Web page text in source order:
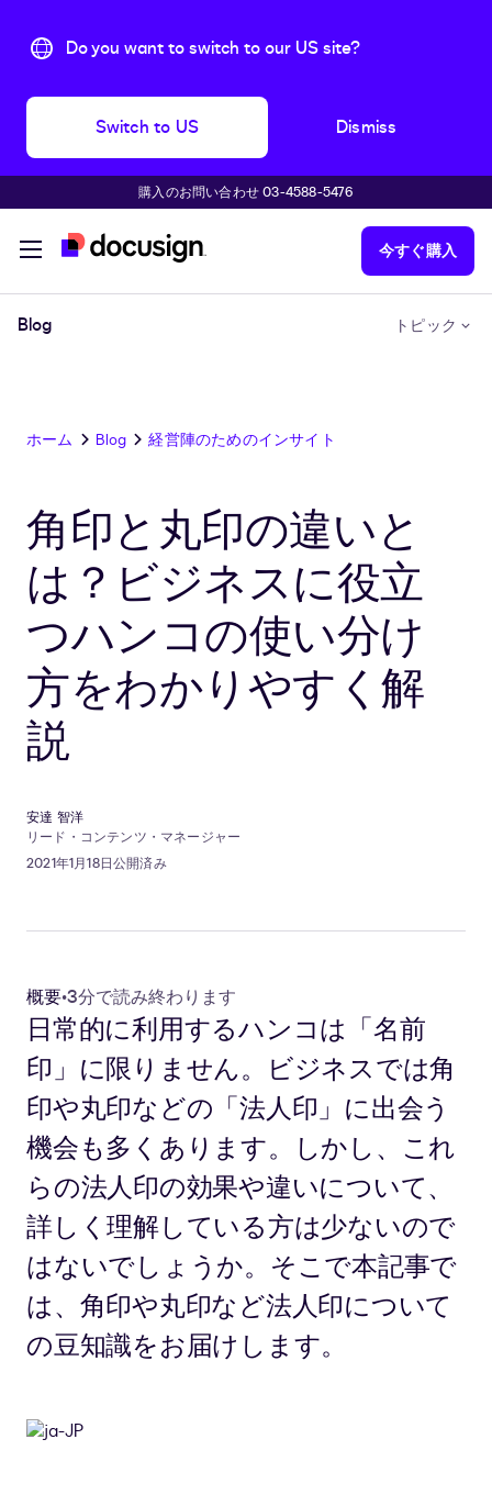
Do you want to switch to our US site?
Switch to US Dismiss
購入のお問い合わせ 03-4588-5476
今すぐ購入
Blog トピック
ホーム Blog 経営陣のためのインサイト
角印と丸印の違いと
は？ビジネスに役立
つハンコの使い分け
方をわかりやすく解
説
安達 智洋
リード・コンテンツ・マネージャー
2021年1月18日公開済み
概要•3分で読み終わります
日常的に利用するハンコは「名前
印」に限りません。ビジネスでは角
印や丸印などの「法人印」に出会う
機会も多くあります。しかし、これ
らの法人印の効果や違いについて、
詳しく理解している方は少ないので
はないでしょうか。そこで本記事で
は、角印や丸印など法人印について
の豆知識をお届けします。